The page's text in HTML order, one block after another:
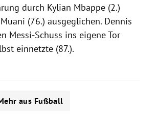
durch Kylian Mbappe (2.)
(76.) ausgeglichen. Dennis
Messi-Schuss ins eigene Tor
einnetzte (87.).
aus Fußball